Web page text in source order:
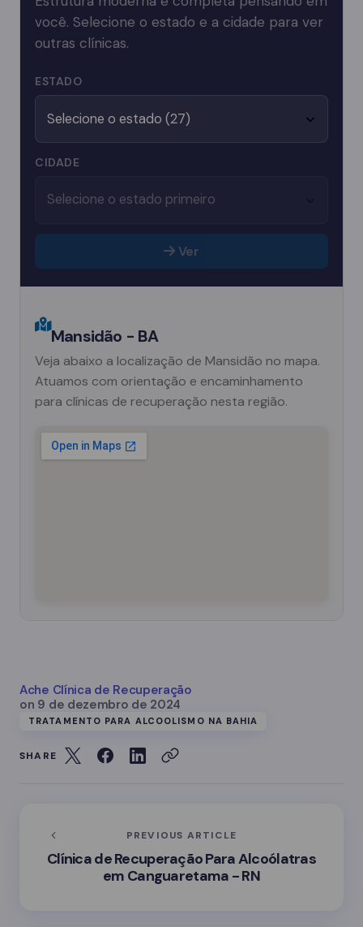
você. Selecione o estado e a cidade para ver
outras clínicas.
ESTADO
CIDADE
Ver
Mansidão - BA
Veja abaixo a localização de Mansidão no mapa.
Atuamos com orientação e encaminhamento
para clínicas de recuperação nesta região.
Ache Clínica de Recuperação
on 9 de dezembro de 2024
TRATAMENTO PARA ALCOOLISMO NA BAHIA
SHARE
PREVIOUS ARTICLE
Clínica de Recuperação Para Alcoólatras
em Canguaretama - RN